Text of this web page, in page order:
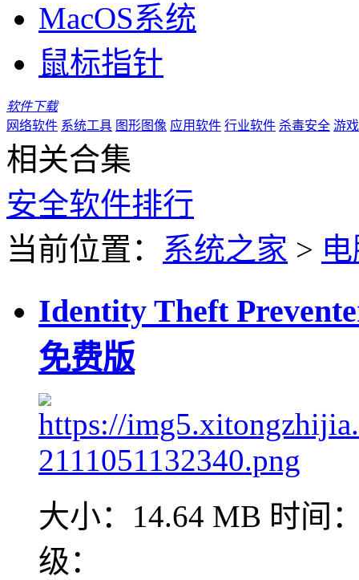
MacOS系统
鼠标指针
软件下载
网络软件 系统工具 图形图像 应用软件 行业软件 杀毒安全 游
相关合集
安全软件排行
当前位置： 系统之家 >
Identity Theft
免费版
大小：14.64 MB 时间
级：